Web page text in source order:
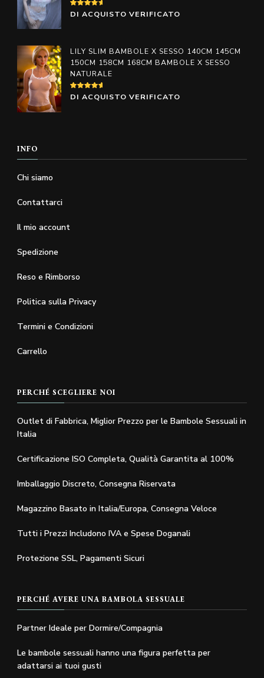
essere
pagina
del
prodotto
pagina
VALUTATO
4SU
DI ACQUISTO VERIFICATO
LILY SLIM BAMBOLE X SESSO 140CM 145CM
150CM 158CM 168CM BAMBOLE X SESSO
NATURALE
VALUTATO
5SU 5
DI ACQUISTO VERIFICATO
INFO
Chi siamo
Contattarci
Il mio account
Spedizione
Reso e Rimborso
Politica sulla Privacy
Termini e Condizioni
Carrello
PERCHÉ SCEGLIERE NOI
Outlet di Fabbrica, Miglior Prezzo per le Bambole Sessuali in
Italia
Certificazione ISO Completa, Qualità Garantita al 100%
Imballaggio Discreto, Consegna Riservata
Magazzino Basato in Italia/Europa, Consegna Veloce
Tutti i Prezzi Includono IVA e Spese Doganali
Protezione SSL, Pagamenti Sicuri
PERCHÉ AVERE UNA BAMBOLA SESSUALE
Partner Ideale per Dormire/Compagnia
Le bambole sessuali hanno una figura perfetta per
adattarsi ai tuoi gusti